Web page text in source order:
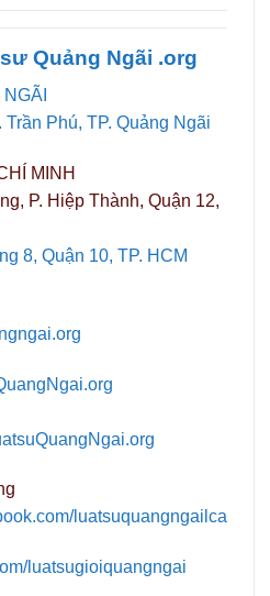
Quảng Ngãi .org
Phú, TP. Quảng Ngãi
MINH
P. Hiệp Thành, Quận 12,
8, Quận 10, TP. HCM
luatsuquangngailca
luatsugioiquangngai